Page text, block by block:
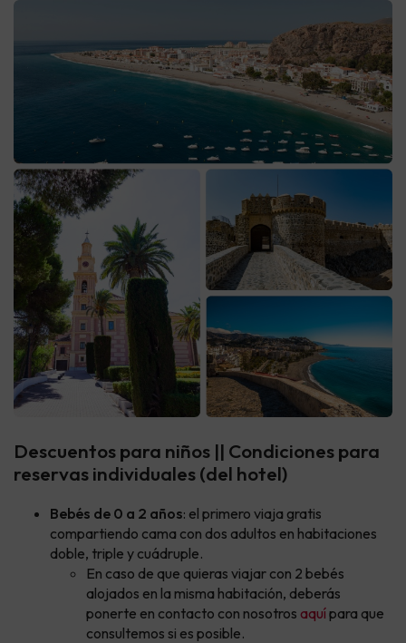
Descuentos para niños || Condiciones para
reservas individuales (del hotel)
Bebés de 0 a 2 años: el primero viaja gratis
compartiendo cama con dos adultos en habitaciones
doble, triple y cuádruple.
En caso de que quieras viajar con 2 bebés
alojados en la misma habitación, deberás
ponerte en contacto con nosotros aquípara que
consultemos si es posible.